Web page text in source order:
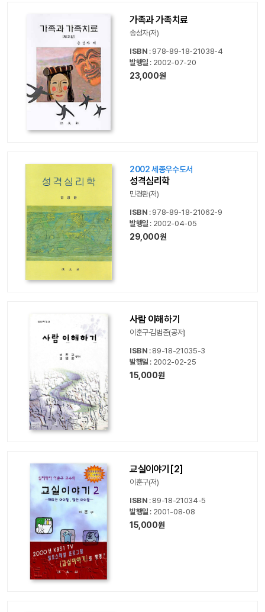
가족과 가족치료
송성자(저)
ISBN : 978-89-18-21038-4
발행일 : 2002-07-20
23,000원
2002 세종우수도서
성격심리학
민경환(저)
ISBN : 978-89-18-21062-9
발행일 : 2002-04-05
29,000원
사람 이해하기
이훈구·김범준(공저)
ISBN : 89-18-21035-3
발행일 : 2002-02-25
15,000원
교실이야기[2]
이훈구(저)
ISBN : 89-18-21034-5
발행일 : 2001-08-08
15,000원